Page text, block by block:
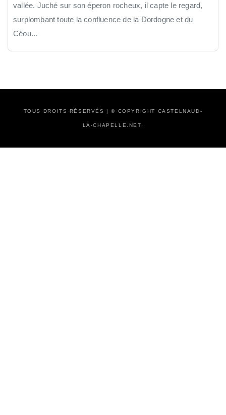
vallée. Juché sur son éperon rocheux, il capte le regard,
surplombant toute la confluence de la Dordogne et du
Céou...
TOUS DROITS RÉSERVÉS | © COPYRIGHT CASTELNAUD-
LA-CHAPELLE.NET.